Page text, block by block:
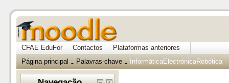
CFAE EduFor Contactos
Plataformas anteriores
Página principal
→ Palavras-chave → InformáticaElectrónicaRobótica